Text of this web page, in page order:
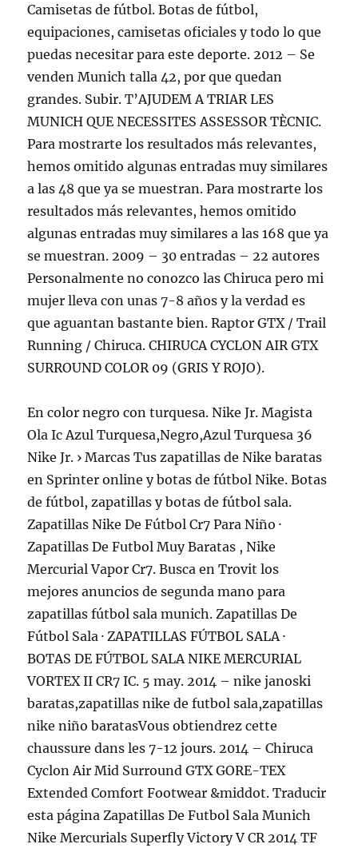
Camisetas de fútbol. Botas de fútbol,
equipaciones, camisetas oficiales y todo lo que
puedas necesitar para este deporte. 2012 – Se
venden Munich talla 42, por que quedan
grandes. Subir. T’AJUDEM A TRIAR LES
MUNICH QUE NECESSITES ASSESSOR TÈCNIC.
Para mostrarte los resultados más relevantes,
hemos omitido algunas entradas muy similares
a las 48 que ya se muestran. Para mostrarte los
resultados más relevantes, hemos omitido
algunas entradas muy similares a las 168 que ya
se muestran. 2009 – 30 entradas – 22 autores
Personalmente no conozco las Chiruca pero mi
mujer lleva con unas 7-8 años y la verdad es
que aguantan bastante bien. Raptor GTX / Trail
Running / Chiruca. CHIRUCA CYCLON AIR GTX
SURROUND COLOR 09 (GRIS Y ROJO).
En color negro con turquesa. Nike Jr. Magista
Ola Ic Azul Turquesa,Negro,Azul Turquesa 36
Nike Jr. › Marcas Tus zapatillas de Nike baratas
en Sprinter online y botas de fútbol Nike. Botas
de fútbol, zapatillas y botas de fútbol sala.
Zapatillas Nike De Fútbol Cr7 Para Niño ·
Zapatillas De Futbol Muy Baratas , Nike
Mercurial Vapor Cr7. Busca en Trovit los
mejores anuncios de segunda mano para
zapatillas fútbol sala munich. Zapatillas De
Fútbol Sala · ZAPATILLAS FÚTBOL SALA ·
BOTAS DE FÚTBOL SALA NIKE MERCURIAL
VORTEX II CR7 IC. 5 may. 2014 – nike janoski
baratas,zapatillas nike de futbol sala,zapatillas
nike niño baratasVous obtiendrez cette
chaussure dans les 7-12 jours. 2014 – Chiruca
Cyclon Air Mid Surround GTX GORE-TEX
Extended Comfort Footwear &middot. Traducir
esta página Zapatillas De Futbol Sala Munich
Nike Mercurials Superfly Victory V CR 2014 TF